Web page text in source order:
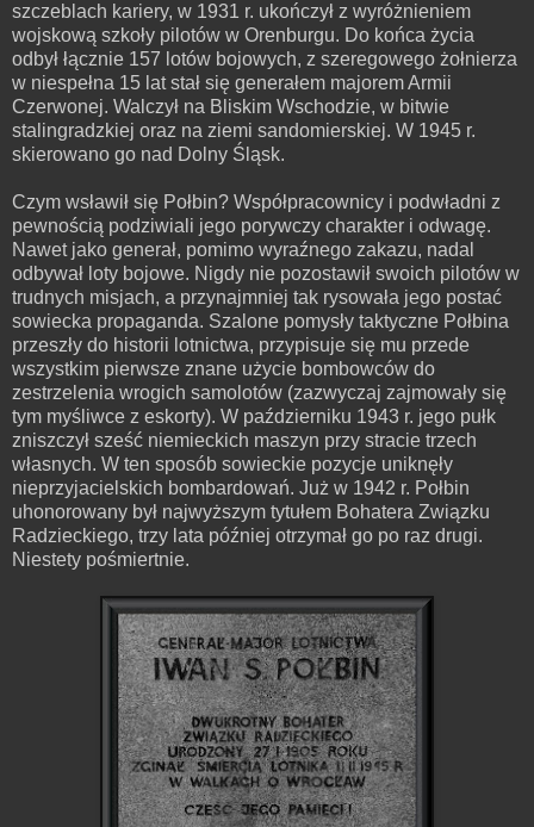
szczeblach kariery, w 1931 r. ukończył z wyróżnieniem
wojskową szkoły pilotów w Orenburgu. Do końca życia
odbył łącznie 157 lotów bojowych, z szeregowego żołnierza
w niespełna 15 lat stał się generałem majorem Armii
Czerwonej. Walczył na Bliskim Wschodzie, w bitwie
stalingradzkiej oraz na ziemi sandomierskiej. W 1945 r.
skierowano go nad Dolny Śląsk.
Czym wsławił się Połbin? Współpracownicy i podwładni z
pewnością podziwiali jego porywczy charakter i odwagę.
Nawet jako generał, pomimo wyraźnego zakazu, nadal
odbywał loty bojowe. Nigdy nie pozostawił swoich pilotów w
trudnych misjach, a przynajmniej tak rysowała jego postać
sowiecka propaganda. Szalone pomysły taktyczne Połbina
przeszły do historii lotnictwa, przypisuje się mu przede
wszystkim pierwsze znane użycie bombowców do
zestrzelenia wrogich samolotów (zazwyczaj zajmowały się
tym myśliwce z eskorty). W październiku 1943 r. jego pułk
zniszczył sześć niemieckich maszyn przy stracie trzech
własnych. W ten sposób sowieckie pozycje uniknęły
nieprzyjacielskich bombardowań. Już w 1942 r. Połbin
uhonorowany był najwyższym tytułem Bohatera Związku
Radzieckiego, trzy lata później otrzymał go po raz drugi.
Niestety pośmiertnie.